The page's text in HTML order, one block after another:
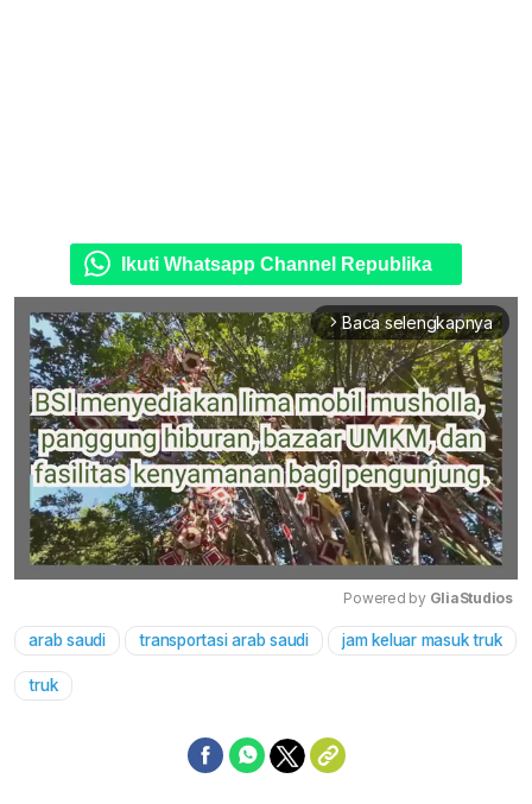
Ikuti Whatsapp Channel Republika
arrow_forward_ios Baca selengkapnya
Mute
Powered by GliaStudios
arab saudi transportasi arab saudi jam keluar masuk truk
truk